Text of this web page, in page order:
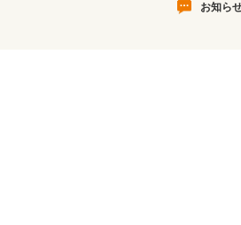
お知ら